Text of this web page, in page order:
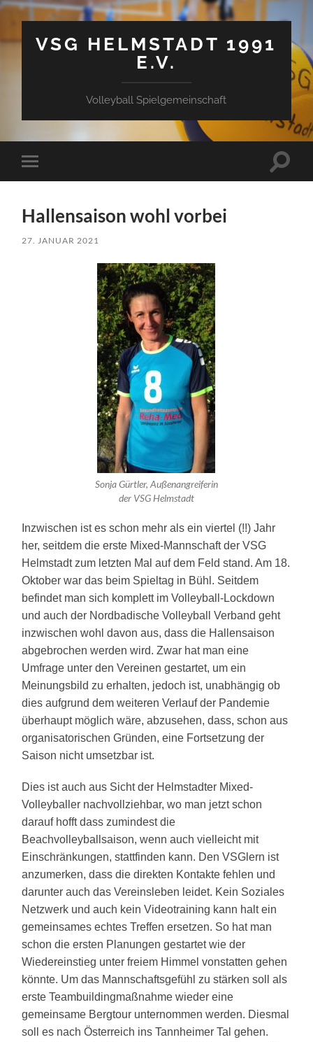
VSG HELMSTADT 1991
E.V.
Volleyball Spielgemeinschaft
Mobile-
Menü
Hallensaison wohl vorbei
27. JANUAR 2021
Sonja Gürtler, Außenangreiferin
der VSG Helmstadt
nzwischen ist es schon mehr als ein viertel (!!) Jahr
her, seitdem die erste Mixed-Mannschaft der VSG
Helmstadt zum letzten Mal auf dem Feld stand. Am 18.
Oktober war das beim Spieltag in Bühl. Seitdem
befindet man sich komplett im Volleyball-Lockdown
und auch der Nordbadische Volleyball Verband geht
inzwischen wohl davon aus, dass die Hallensaison
abgebrochen werden wird. Zwar hat man eine
Umfrage unter den Vereinen gestartet, um ein
Meinungsbild zu erhalten, jedoch ist, unabhängig ob
dies aufgrund dem weiteren Verlauf der Pandemie
überhaupt möglich wäre,abzusehen, dass, schon aus
organisatorischen Gründen, eine Fortsetzung der
Saison nicht umsetzbar ist.
Dies ist auch aus Sicht der Helmstadter Mixed-
Volleyballer nachvollziehbar, wo man jetzt schon
darauf hofft dass zumindest die
Beachvolleyballsaison, wenn auch vielleicht mit
Einschränkungen, stattfinden kann. Den VSGlern ist
anzumerken, dass die direkten Kontakte fehlen und
darunter auch das Vereinsleben leidet. Kein Soziales
Netzwerk und auch kein Videotraining kann halt ein
gemeinsames echtes Treffen ersetzen. So hat man
schon die ersten Planungen gestartet wie der
Wiedereinstieg unter freiem Himmel vonstatten gehen
könnte. Um das Mannschaftsgefühl zu stärken soll als
erste Teambuildingmaßnahme wieder eine
gemeinsame Bergtour unternommen werden. Diesmal
soll es nach Österreich ins Tannheimer Tal gehen.